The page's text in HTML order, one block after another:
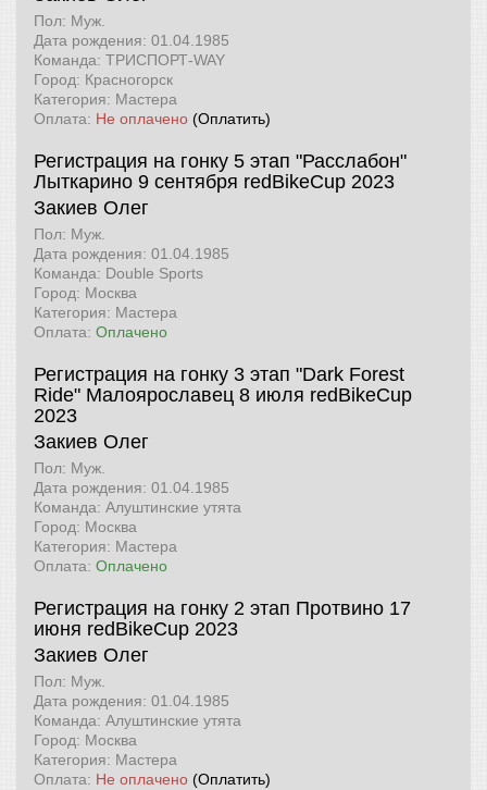
Пол: Муж.
Дата рождения: 01.04.1985
Команда: ТРИСПОРТ-WAY
Город: Красногорск
Категория: Мастера
Оплата: Не оплачено (Оплатить)
Регистрация на гонку 5 этап "Расслабон"
Лыткарино 9 сентября redBikeCup 2023
Закиев Олег
Пол: Муж.
Дата рождения: 01.04.1985
Команда: Double Sports
Город: Москва
Категория: Мастера
Оплата: Оплачено
Регистрация на гонку 3 этап "Dark Forest
Ride" Малоярославец 8 июля redBikeCup
2023
Закиев Олег
Пол: Муж.
Дата рождения: 01.04.1985
Команда: Алуштинские утята
Город: Москва
Категория: Мастера
Оплата: Оплачено
Регистрация на гонку 2 этап Протвино 17
июня redBikeCup 2023
Закиев Олег
Пол: Муж.
Дата рождения: 01.04.1985
Команда: Алуштинские утята
Город: Москва
Категория: Мастера
Оплата: Не оплачено (Оплатить)